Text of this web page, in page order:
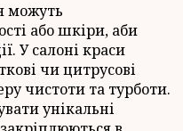
можуть
або шкіри, аби
У салоні краси
чи цитрусові
чистоти та турботи.
унікальні